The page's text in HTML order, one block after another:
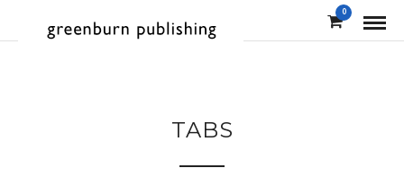
0
TABS